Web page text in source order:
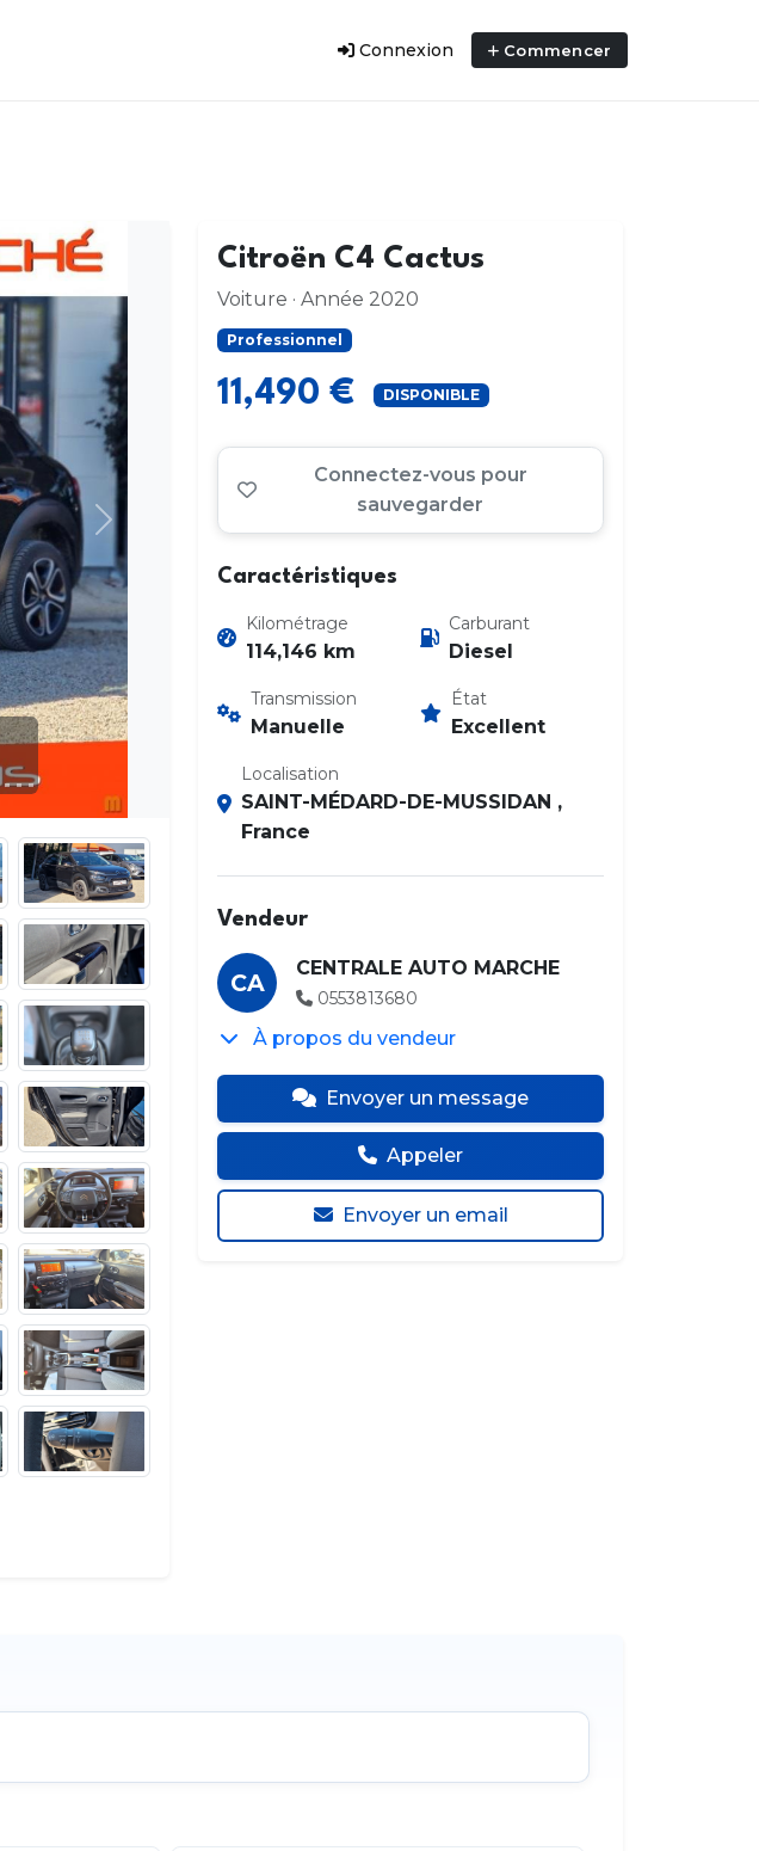
Connexion Commencer
Suivant
Citroën C4 Cactus
Voiture · Année 2020
Professionnel
11,490 € DISPONIBLE
Connectez-vous pour
sauvegarder
Caractéristiques
Kilométrage
114,146 km
Carburant
Diesel
Transmission
Manuelle
État
Excellent
Localisation
SAINT-MÉDARD-DE-MUSSIDAN ,
France
Vendeur
CA
CENTRALE AUTO MARCHE
0553813680
À propos du vendeur
Envoyer un message
Appeler
Envoyer un email